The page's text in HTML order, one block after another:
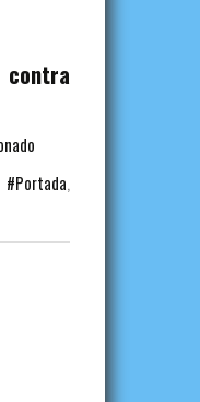
contra
,